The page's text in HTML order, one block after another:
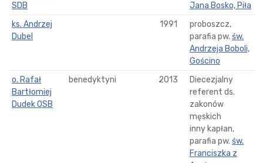
SDB
Jana Bosko, Piła
ks. Andrzej
Dubel
1991
proboszcz,
parafia pw. św.
Andrzeja Boboli,
Gościno
o. Rafał
Bartłomiej
Dudek OSB
benedyktyni 2013
Diecezjalny
referent ds.
zakonów
męskich
inny kapłan,
parafia pw. św.
Franciszka z